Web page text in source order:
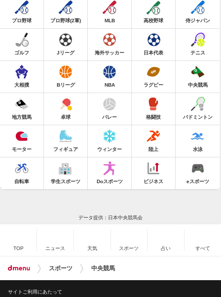
プロ野球 プロ野球(2軍) MLB 高校野球 侍ジャパン
ゴルフ Jリーグ 海外サッカー 日本代表 テニス
大相撲 Bリーグ NBA ラグビー 中央競馬
地方競馬 卓球 バレー 格闘技 バドミントン
モーター フィギュア ウィンター 陸上 水泳
自転車 学生スポーツ Doスポーツ ビジネス eスポーツ
データ提供：日本中央競馬会
TOP ニュース 天気 スポーツ 占い すべて
スポーツ 中央競馬
サイトご利用にあたって